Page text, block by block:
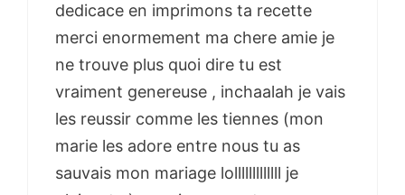
dedicace en imprimons ta recette
merci enormement ma chere amie je
ne trouve plus quoi dire tu est
vraiment genereuse , inchaalah je vais
les reussir comme les tiennes (mon
marie les adore entre nous tu as
sauvais mon mariage lolllllllllllll je